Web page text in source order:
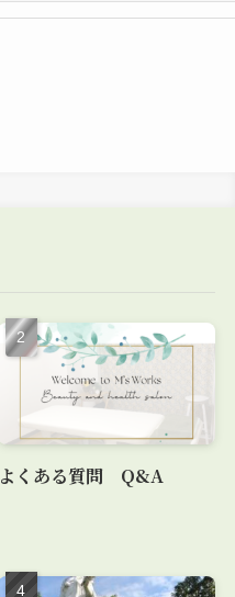
よくある質問 Q&A